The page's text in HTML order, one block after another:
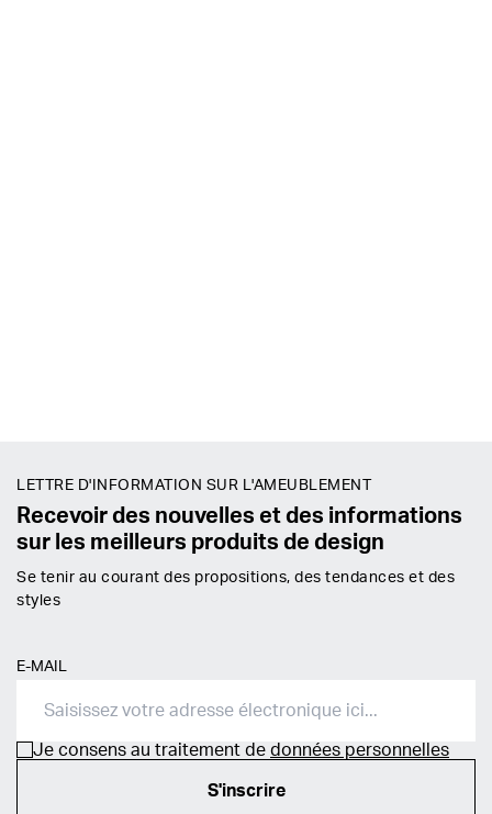
LETTRE D'INFORMATION SUR L'AMEUBLEMENT
Recevoir des nouvelles et des informations
sur les meilleurs produits de design
Se tenir au courant des propositions, des tendances et des
styles
E-MAIL
Je consens au traitement de données personnelles
S'inscrire